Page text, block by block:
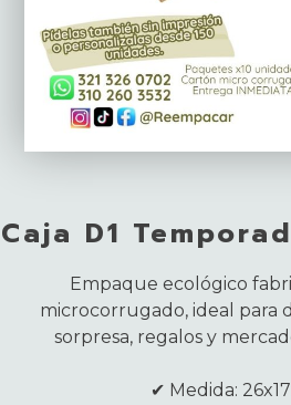
Caja D1
Empaque ecológico
microcorrugado, ideal para
sorpresa, regalos y
✔ Medida: